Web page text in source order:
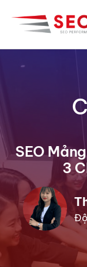
đến
dung
SEO
3